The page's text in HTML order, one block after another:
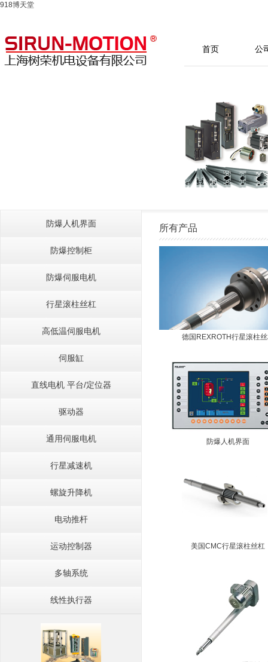
918博天堂
首页 公
所有产品
德国REXROTH行星滚柱
防爆人机界面
美国CMC行星滚柱丝杠
防爆人机界面
防爆控制柜
防爆伺服电机
行星滚柱丝杠
高低温伺服电机
伺服缸
直线电机 平台/定位器
驱动器
通用伺服电机
行星减速机
螺旋升降机
电动推杆
运动控制器
多轴系统
线性执行器